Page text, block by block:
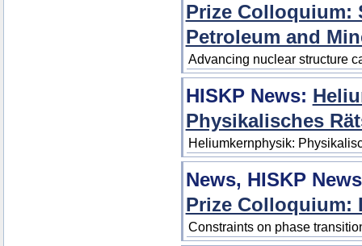
Prize Colloquium:
Petroleum and
Advancing nuclear structure
HISKP News:
Physikalisches
Heliumkernphysik:
News, HISKP
Prize Colloquium:
Constraints on phase